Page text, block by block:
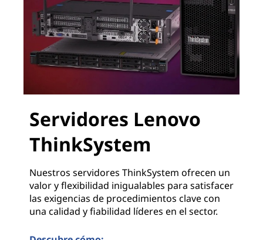
Servidores Lenovo
ThinkSystem
Nuestros servidores ThinkSystem ofrecen un
valor y flexibilidad inigualables para satisfacer
las exigencias de procedimientos clave con
una calidad y fiabilidad líderes en el sector.